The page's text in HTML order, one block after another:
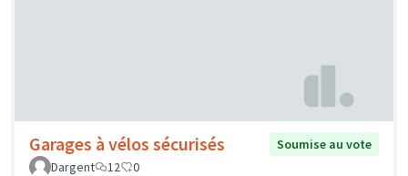
Garages à vélos sécurisés
Soumise au vote
Dargent
12 0